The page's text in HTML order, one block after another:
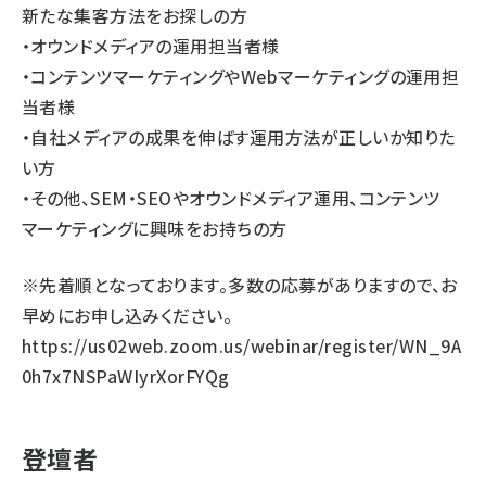
新たな集客方法をお探しの方
・オウンドメディアの運用担当者様
・コンテンツマーケティングやWebマーケティングの運用担
当者様
・自社メディアの成果を伸ばす運用方法が正しいか知りた
い方
・その他、SEM・SEOやオウンドメディア運用、コンテンツ
マーケティングに興味をお持ちの方
※先着順となっております。多数の応募がありますので、お
早めにお申し込みください。
https://us02web.zoom.us/webinar/register/WN_9A
0h7x7NSPaWIyrXorFYQg
登壇者